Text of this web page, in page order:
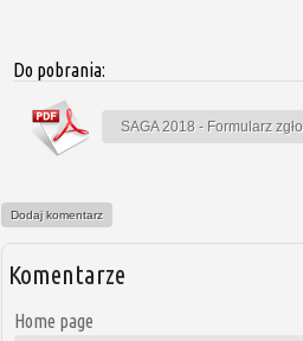
Do pobrania:
SAGA 2018 - Formularz
Dodaj komentarz
Komentarze
Home page